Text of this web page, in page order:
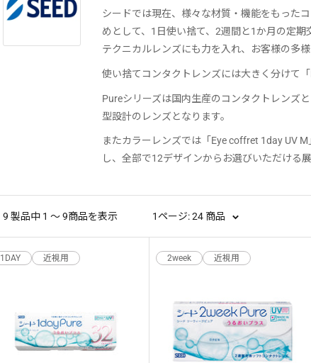
シードでは現在、様々な材質・機能をもった
めとして、1日使い捨て、2週間と1か月の定
テクニカルレンズにも力を入れ、お客様の多
使い捨てコンタクトレンズには大きく分けて
Pureシリーズは国内生産のコンタクトレンズ
型設計のレンズとなります。
またカラーレンズでは「Eye coffret 1day UV
し、全部で12デザインからお選びいただける
9 製品中 1 〜 9商品を表示 1ページ: 24 商品
1DAY 近視用 2week 近視用